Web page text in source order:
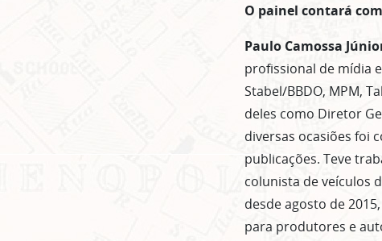
O painel contará
Paulo Camossa
profissional de mídia
Stabel/BBDO, MPM,
deles como Diretor
diversas ocasiões foi
publicações. Teve
colunista de veículos
desde agosto de
para produtores e